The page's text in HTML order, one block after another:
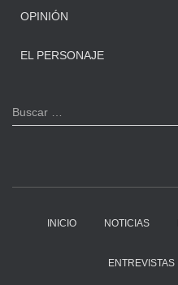
OPINIÓN
EL PERSONAJE
B
u
Buscar …
INICIO NOTICIAS
ENTREVISTAS